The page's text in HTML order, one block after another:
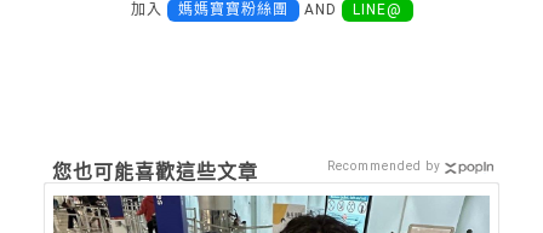
加入 媽媽寶寶粉絲團 AND LINE@
您也可能喜歡這些文章 Recommended by